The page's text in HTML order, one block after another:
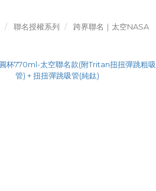
聯名授權系列 跨界聯名｜太空NASA